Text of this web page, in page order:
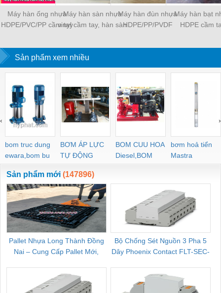
Máy hàn ống nhựa
HDPE/PVC/PP cầm tay
Máy hàn sàn nhựa
vinyl cầm tay, hàn sàn
Máy hàn đùn nhựa
HDPE/PP/PVDF
Máy hàn bạt
HDPE cầm
Sản phẩm xem nhiều
bom truc dung
ewara,bom bu
ewara
BƠM ÁP LỰC
TỰ ĐỘNG
BOM CUU HOA
Diesel,BOM
CHUA CHAY
bơm hoả tiển
Mastra
‹ ›
Sản phẩm mới (147896)
Pallet Nhựa Long Thành Đồng
Nai – Cung Cấp Pallet Mới,
Bộ Chống Sét Nguồn 3 Pha 5
Dây Phoenix Contact FLT-SEC-